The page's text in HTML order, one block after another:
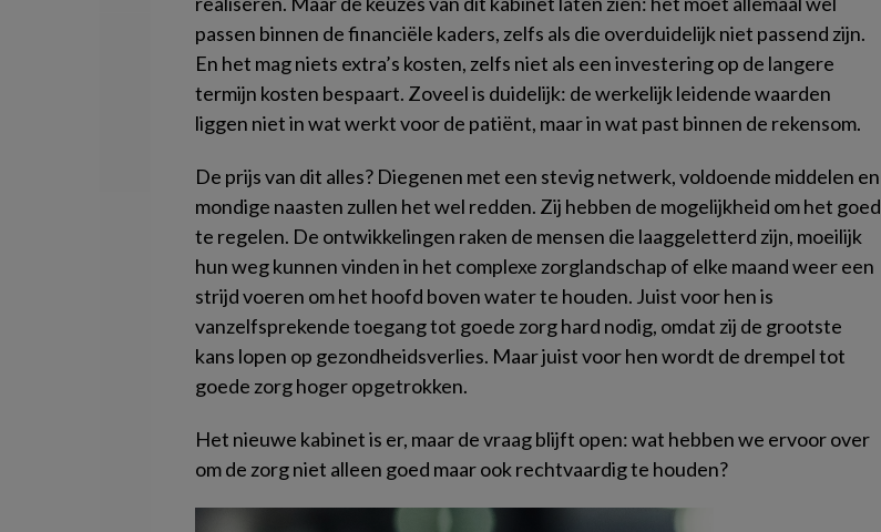
passen binnen de financiële kaders, zelfs als die overduidelijk niet passend zijn.
En het mag niets extra’s kosten, zelfs niet als een investering op de langere
termijn kosten bespaart. Zoveel is duidelijk: de werkelijk leidende waarden
liggen niet in wat werkt voor de patiënt, maar in wat past binnen de rekensom.
De prijs van dit alles? Diegenen met een stevig netwerk, voldoende middelen en
mondige naasten zullen het wel redden. Zij hebben de mogelijkheid om het goed
te regelen. De ontwikkelingen raken de mensen die laaggeletterd zijn, moeilijk
hun weg kunnen vinden in het complexe zorglandschap of elke maand weer een
strijd voeren om het hoofd boven water te houden. Juist voor hen is
vanzelfsprekende toegang tot goede zorg hard nodig, omdat zij de grootste
kans lopen op gezondheidsverlies. Maar juist voor hen wordt de drempel tot
goede zorg hoger opgetrokken.
Het nieuwe kabinet is er, maar de vraag blijft open: wat hebben we ervoor over
om de zorg niet alleen goed maar ook rechtvaardig te houden?